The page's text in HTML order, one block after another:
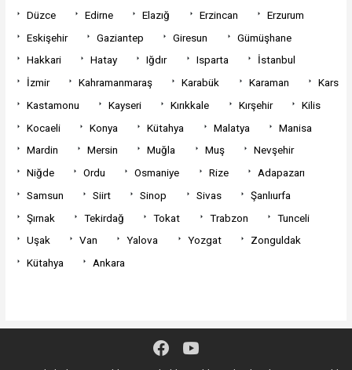
Düzce
Edirne Elazığ Erzincan
Erzurum
Eskişehir
Gaziantep Giresun
Gümüşhane
Hakkari
Hatay Iğdır Isparta
İstanbul
İzmir
Kahramanmaraş Karabük Karaman
Kars
Kastamonu
Kayseri Kırıkkale Kırşehir
Kilis
Kocaeli
Konya Kütahya Malatya
Manisa
Mardin
Mersin Muğla Muş
Nevşehir
Niğde
Ordu Osmaniye Rize
Adapazarı
Samsun
Siirt Sinop Sivas
Şanlıurfa
Şırnak
Tekirdağ Tokat Trabzon
Tunceli
Uşak
Van Yalova Yozgat
Zonguldak
Kütahya
Ankara